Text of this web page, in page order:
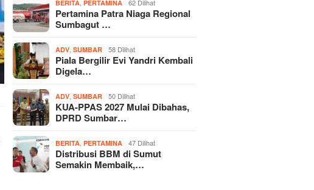
BERITA ,PERTAMINA 62 Dilihat
Pertamina Patra Niaga Regional
Sumbagut …
ADV ,SUMBAR 58 Dilihat
Piala Bergilir Evi Yandri Kembali
Digela…
ADV ,SUMBAR 50 Dilihat
KUA-PPAS 2027 Mulai Dibahas,
DPRD Sumbar…
BERITA ,PERTAMINA 47 Dilihat
Distribusi BBM di Sumut
Semakin Membaik,…